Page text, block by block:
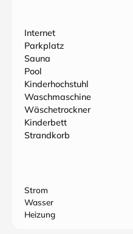
Internet
Parkplatz
Sauna
Pool
Kinderhochstuhl
Waschmaschine
Wäschetrockner
Kinderbett
Strandkorb
Strom
Wasser
Heizung